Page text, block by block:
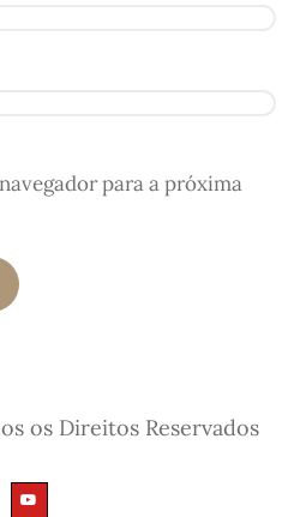
para a próxima
os Direitos Reservados